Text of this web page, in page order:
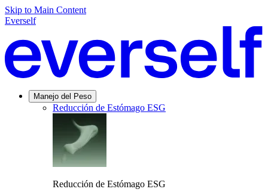
Skip to Main Content
Everself
Manejo del Peso
Reducción de Estómago ESG
Reducción de Estómago ESG